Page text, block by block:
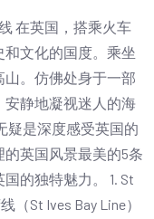
在英国，搭乘火车
文化的国度。乘坐
。仿佛处身于一部
静地凝视迷人的海
疑是深度感受英国的
英国风景最美的5条
的独特魅力。 1. St
（St Ives Bay Line）